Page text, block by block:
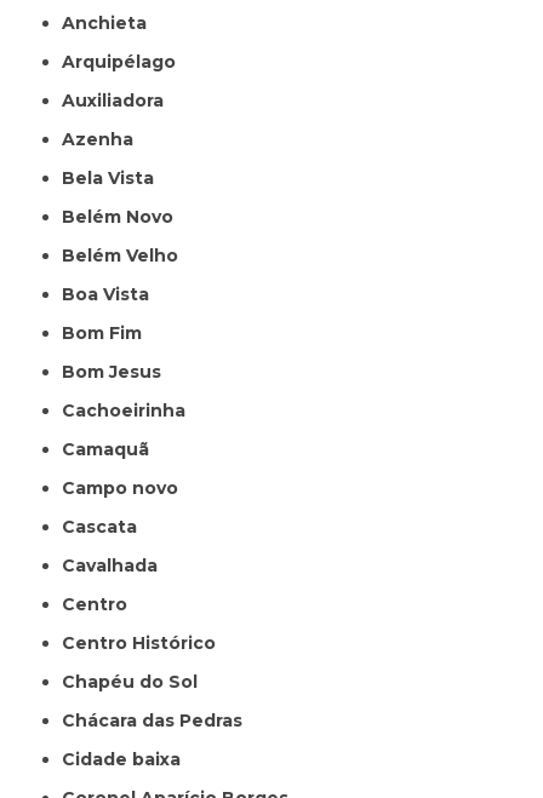
Anchieta
Arquipélago
Auxiliadora
Azenha
Bela Vista
Belém Novo
Belém Velho
Boa Vista
Bom Fim
Bom Jesus
Cachoeirinha
Camaquã
Campo novo
Cascata
Cavalhada
Centro
Centro Histórico
Chapéu do Sol
Chácara das Pedras
Cidade baixa